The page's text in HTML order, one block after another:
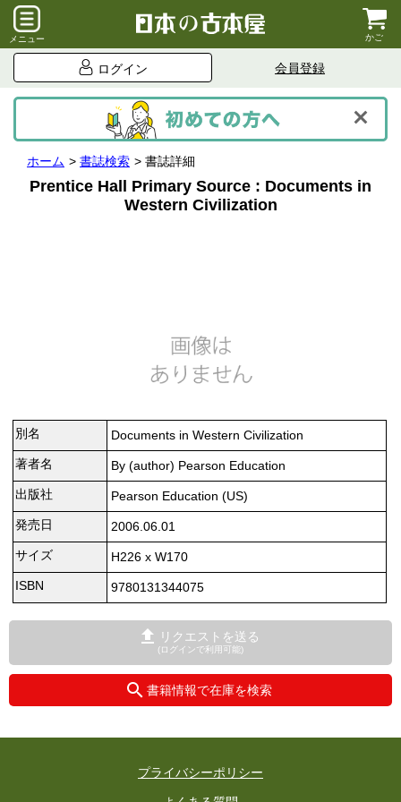
メニュー かご
ログイン 会員登録
ホーム 書誌検索 書誌詳細
Prentice Hall Primary Source : Documents in
Western Civilization
別名
Documents in Western Civilization
著者名
By (author) Pearson Education
出版社
Pearson Education (US)
発売日
2006.06.01
サイズ
H226 x W170
ISBN
9780131344075
リクエストを送る
(ログインで利用可能)
書籍情報で在庫を検索
プライバシーポリシー